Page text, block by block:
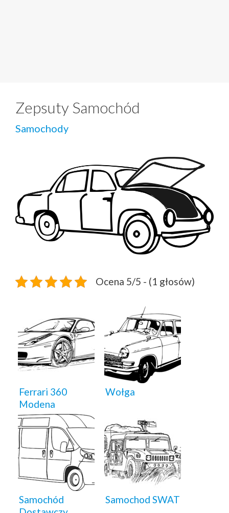
Zepsuty Samochód
Samochody
Ocena 5/5 - (1 głosów)
Ferrari 360
Modena
Wołga
Samochód
Samochod SWAT